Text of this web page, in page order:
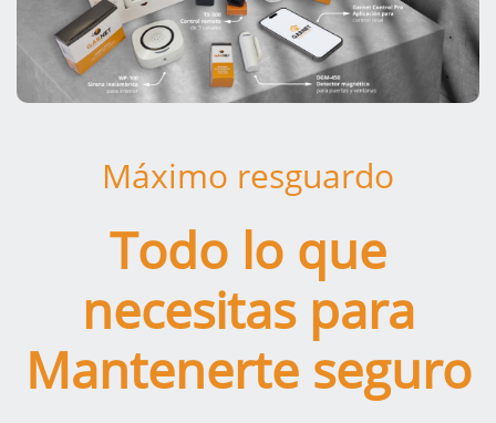
Máximo resguardo
Todo lo que
necesitas para
Mantenerte seguro